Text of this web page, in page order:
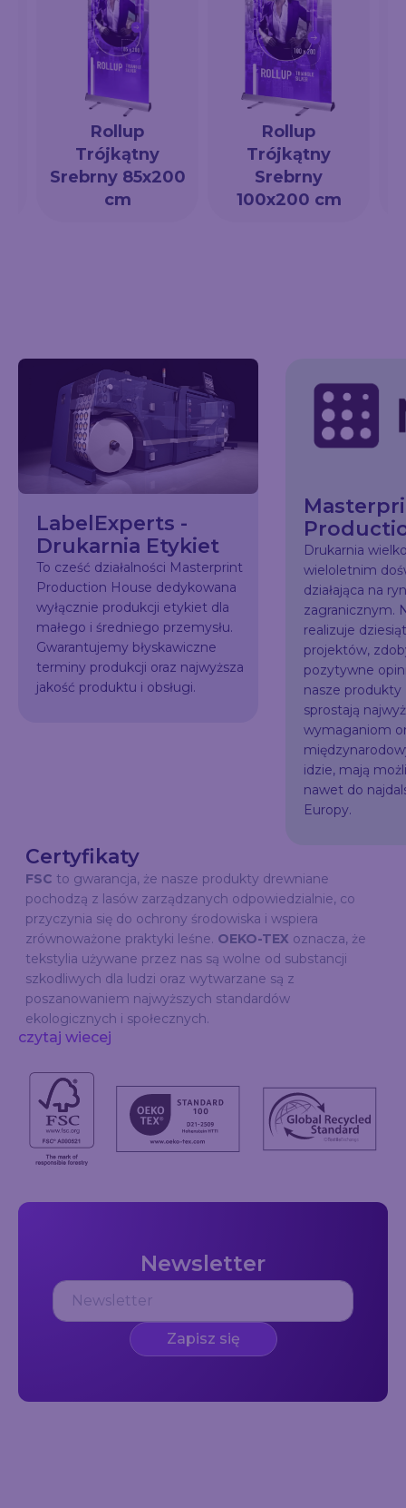
Rollup
Trójkątny
Srebrny 85x200
cm
Rollup
Trójkątny
Srebrny
100x200 cm
LabelExperts -
Drukarnia Etykiet
To cześć działalności Masterprint
Production House dedykowana
wyłącznie produkcji etykiet dla
małego i średniego przemysłu.
Gwarantujemy błyskawiczne
terminy produkcji oraz najwyższa
jakość produktu i obsługi.
Drukarnia
wieloletnim
działająca na
zagranicznym.
realizuje
projektów,
pozytywne
nasze
sprostają
wymaganiom
idzie, mają
nawet do
Europy.
Certyfikaty
FSC to gwarancja, że nasze produkty drewniane
pochodzą z lasów zarządzanych odpowiedzialnie, co
przyczynia się do ochrony środowiska i wspiera
zrównoważone praktyki leśne. OEKO-TEX oznacza, że
tekstylia używane przez nas są wolne od substancji
szkodliwych dla ludzi oraz wytwarzane są z
poszanowaniem najwyższych standardów
ekologicznych i społecznych.
czytaj wiecej
Newsletter
Zapisz się